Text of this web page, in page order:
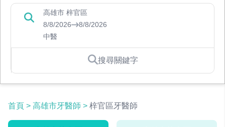
高雄市 梓官區
8/8/2026
8/8/2026
中醫
搜尋關鍵字
首頁 > 高雄市牙醫師 > 梓官區牙醫師